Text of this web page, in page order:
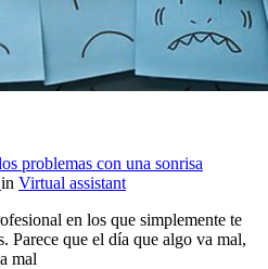
problemas con una sonrisa
in Virtual assistant
en los que simplemente te
Parece que el día que algo va mal,
mal